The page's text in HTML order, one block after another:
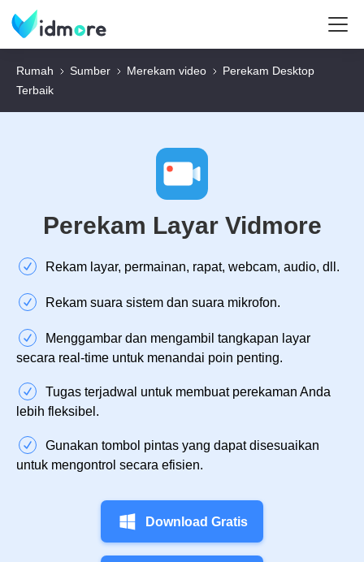
Rumah Sumber Merekam video
Perekam Desktop
Terbaik
Perekam Layar Vidmore
Rekam layar, permainan, rapat, webcam, audio, dll.
Rekam suara sistem dan suara mikrofon.
Menggambar dan mengambil tangkapan layar
secara real-time untuk menandai poin penting.
Tugas terjadwal untuk membuat perekaman Anda
lebih fleksibel.
Gunakan tombol pintas yang dapat disesuaikan
untuk mengontrol secara efisien.
Download Gratis